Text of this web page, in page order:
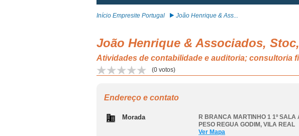
Início Empresite Portugal João Henrique & Ass...
João Henrique & Associados,
Atividades de contabilidade e auditoria; consultoria
(0 votos)
Endereço e contato
Morada R BRANCA MARTINHO 1 1º SALA
PESO REGUA GODIM , VILA REAL
Ver Mapa